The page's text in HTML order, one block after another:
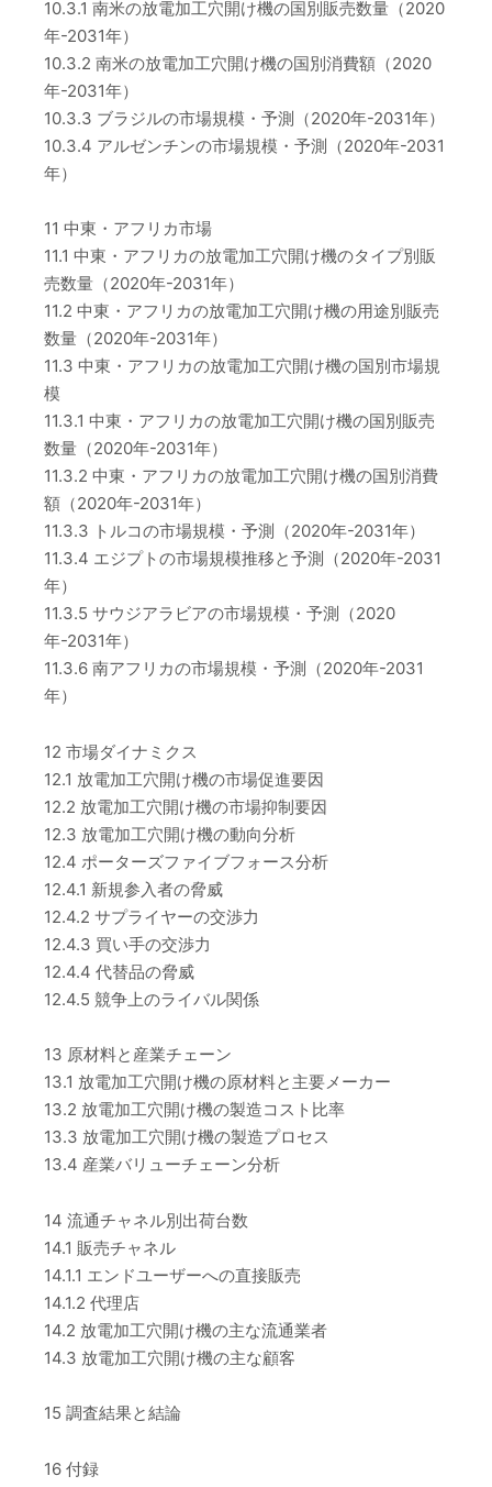
10.3.1 南米の放電加工穴開け機の国別販売数量（2020
年-2031年）
10.3.2 南米の放電加工穴開け機の国別消費額（2020
年-2031年）
10.3.3 ブラジルの市場規模・予測（2020年-2031年）
10.3.4 アルゼンチンの市場規模・予測（2020年-2031
年）
11 中東・アフリカ市場
11.1 中東・アフリカの放電加工穴開け機のタイプ別販
売数量（2020年-2031年）
11.2 中東・アフリカの放電加工穴開け機の用途別販売
数量（2020年-2031年）
11.3 中東・アフリカの放電加工穴開け機の国別市場規
模
11.3.1 中東・アフリカの放電加工穴開け機の国別販売
数量（2020年-2031年）
11.3.2 中東・アフリカの放電加工穴開け機の国別消費
額（2020年-2031年）
11.3.3 トルコの市場規模・予測（2020年-2031年）
11.3.4 エジプトの市場規模推移と予測（2020年-2031
年）
11.3.5 サウジアラビアの市場規模・予測（2020
年-2031年）
11.3.6 南アフリカの市場規模・予測（2020年-2031
年）
12 市場ダイナミクス
12.1 放電加工穴開け機の市場促進要因
12.2 放電加工穴開け機の市場抑制要因
12.3 放電加工穴開け機の動向分析
12.4 ポーターズファイブフォース分析
12.4.1 新規参入者の脅威
12.4.2 サプライヤーの交渉力
12.4.3 買い手の交渉力
12.4.4 代替品の脅威
12.4.5 競争上のライバル関係
13 原材料と産業チェーン
13.1 放電加工穴開け機の原材料と主要メーカー
13.2 放電加工穴開け機の製造コスト比率
13.3 放電加工穴開け機の製造プロセス
13.4 産業バリューチェーン分析
14 流通チャネル別出荷台数
14.1 販売チャネル
14.1.1 エンドユーザーへの直接販売
14.1.2 代理店
14.2 放電加工穴開け機の主な流通業者
14.3 放電加工穴開け機の主な顧客
15 調査結果と結論
16 付録